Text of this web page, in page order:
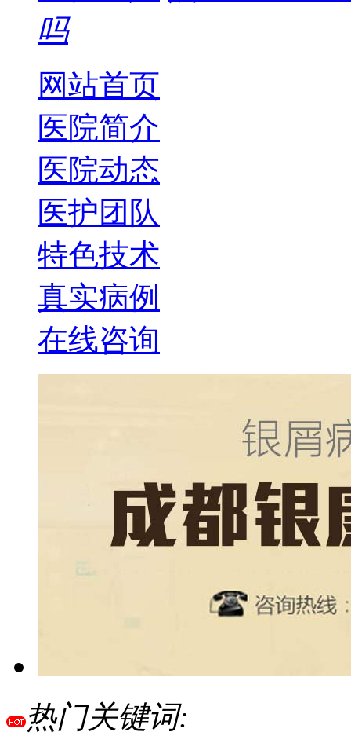
吗
网站首页
医院简介
医院动态
医护团队
特色技术
真实病例
在线咨询
热门关键词: